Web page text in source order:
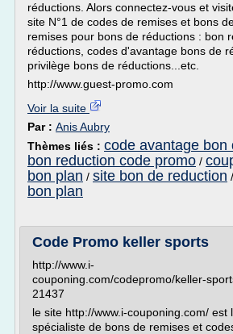
réductions. Alors connectez-vous et
site N°1 de codes de remises et bons
remises pour bons de réductions : bon
réductions, codes d'avantage bons de
privilège bons de réductions...etc.
http://www.guest-promo.com
Voir la suite
Par : Anis Aubry
Thèmes liés : code avantage bon
bon reduction code promo /
bon plan / site bon de reduction /
bon plan
Code Promo keller sports
http://www.i-
couponing.com/codepromo/keller-
21437
le site http://www.i-couponing.com/ est
spécialiste de bons de remises et